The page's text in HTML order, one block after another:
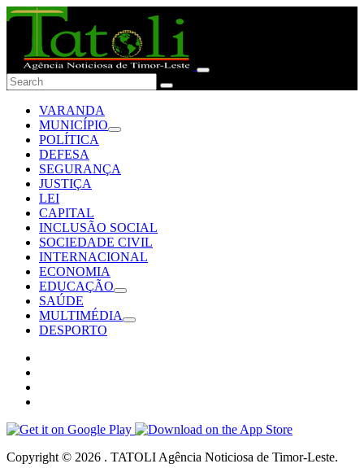
VARANDA
MUNICÍPIO
POLÍTICA
DEFESA
SEGURANÇA
JUSTIÇA
LEI
CAPITAL
INCLUSÃO SOCIAL
SOCIEDADE CIVIL
INTERNACIONAL
ECONOMIA
EDUCAÇÃO
SAÚDE
MULTIMÉDIA
DESPORTO
Copyright © 2026 . TATOLI Agência Noticiosa de Timor-Leste.